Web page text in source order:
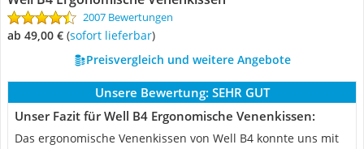
2007 Bewertungen
ab 49,00 € ( Sofort lieferbar)
Preisvergleich und weitere Angebote
Unsere Bewertung: SEHR GUT
Unser Fazit für Well B4 Ergonomische Venenkissen:
Das ergonomische Venenkissen von Well B4 konnte uns mit